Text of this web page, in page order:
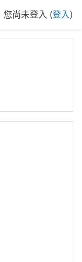
您尚未登入 (登入)